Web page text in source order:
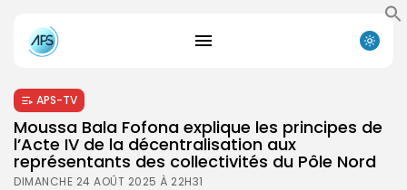
APS-TV
Moussa Bala Fofona explique les principes de
l’Acte IV de la décentralisation aux
représentants des collectivités du Pôle Nord
DIMANCHE 24 AOÛT 2025 À 22H31